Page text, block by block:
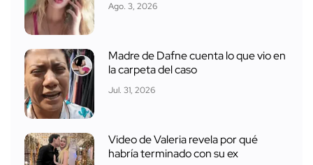
Ago. 3, 2026
Madre de Dafne cuenta lo que vio en
la carpeta del caso
Jul. 31, 2026
Video de Valeria revela por qué
habría terminado con su ex